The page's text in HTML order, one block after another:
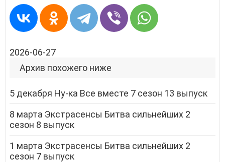
2026-06-27
Архив похожего ниже
5 декабря Ну-ка Все вместе 7 сезон 13 выпуск
8 марта Экстрасенсы Битва сильнейших 2
сезон 8 выпуск
1 марта Экстрасенсы Битва сильнейших 2
сезон 7 выпуск